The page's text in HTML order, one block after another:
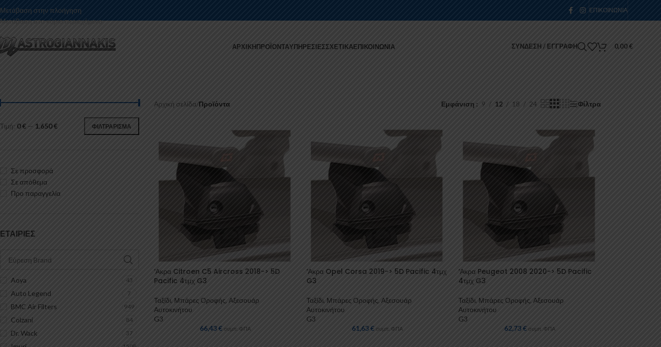
Μετάβαση στην πλοήγηση
Μετάβαση στο κύριο περιεχόμενο
ΕΠΙΚΟΙΝΩΝΊΑ
ΑΡΧΙΚΉΠΡΟΪΌΝΤΑΥΠΗΡΕΣΊΕΣΣΧΕΤΙΚΆΕΠΙΚΟΙΝΩΝΊΑ ΣΎΝΔΕΣΗ / ΕΓΓΡΑΦΉ 0,00€
ΦΙΛΤΡΆΡΙΣΜΑ
Τιμή: 0 € — 1.650 €
Σε προσφορά
Σε απόθεμα
Προ παραγγελία
ΕΤΑΙΡΊΕΣ
Aoya 43
Auto Legend 7
BMC Air Filters 949
Colzani 84
Dr. Wack 37
Αρχική σελίδα/Προϊόντα Εμφάνιση 9 12 18 24 Φίλτρα
‘Ακρα Citroen C5 Aircross 2018-> 5D
Pacific 4τμχ G3
Ταξίδι, Μπάρες Οροφής, Αξεσουάρ
Αυτοκινήτου
G3
66,43€ συμπ. ΦΠΑ
‘Ακρα Opel Corsa 2019-> 5D Pacific 4τμχ
G3
Ταξίδι, Μπάρες Οροφής, Αξεσουάρ
Αυτοκινήτου
G3
61,63€ συμπ. ΦΠΑ
‘Ακρα Peugeot 2008 2020-> 5D Pacific
4τμχ G3
Ταξίδι, Μπάρες Οροφής, Αξεσουάρ
Αυτοκινήτου
G3
62,73€ συμπ. ΦΠΑ